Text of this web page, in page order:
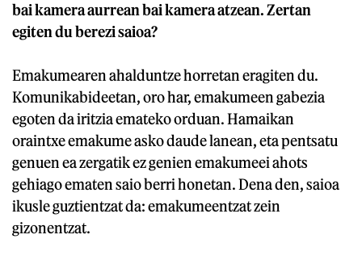
bai kamera aurrean bai kamera atzean. Zertan
egiten du berezi saioa?
Emakumearen ahalduntze horretan eragiten du.
Komunikabideetan, oro har, emakumeen gabezia
egoten da iritzia emateko orduan. Hamaikan
oraintxe emakume asko daude lanean, eta pentsatu
genuen ea zergatik ez genien emakumeei ahots
gehiago ematen saio berri honetan. Dena den, saioa
ikusle guztientzat da: emakumeentzat zein
gizonentzat.